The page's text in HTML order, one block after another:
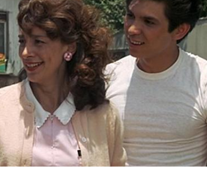
And I: The New Broadway Cast Recording
:Various
カー:Varese Sarabande
10/01
むブログを見る